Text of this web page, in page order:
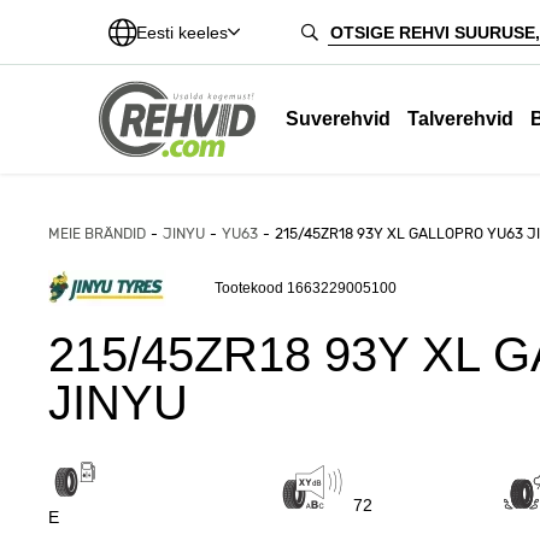
Eesti keeles
Suverehvid Talverehvid
MEIE BRÄNDID JINYU YU63 215/45ZR18 93Y XL GALLOPRO YU63
Tootekood 1663229005100
215/45ZR18 93Y XL
JINYU
E
72